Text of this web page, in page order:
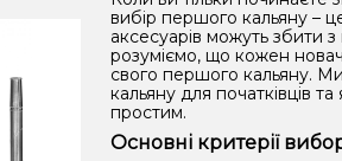
вибір першого кальяну –
аксесуарів можуть збити
розуміємо, що кожен
свого першого кальяну.
кальяну для початківців
простим.
Основні критерії